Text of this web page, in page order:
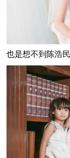
也是想不到陈浩